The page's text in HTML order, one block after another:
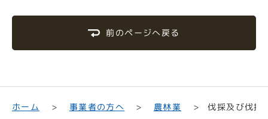
前のページへ戻る
ホーム 事業者の方へ 農林業 伐採及び伐採